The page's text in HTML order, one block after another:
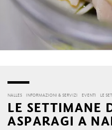
NALLES INFORMAZIONI & SERVIZI EVENTI LE
LE SETTIMANE
ASPARAGI A